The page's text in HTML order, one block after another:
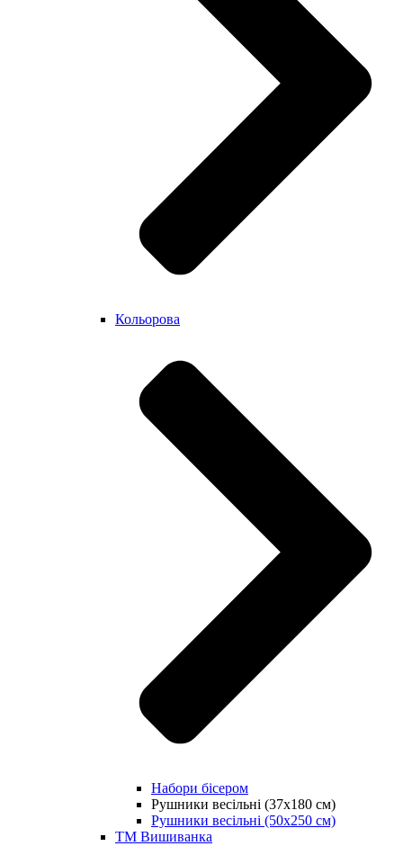
Кольорова
Набори бісером
Рушники весільні (37х180 см)
Рушники весільні (50х250 см)
ТМ Вишиванка